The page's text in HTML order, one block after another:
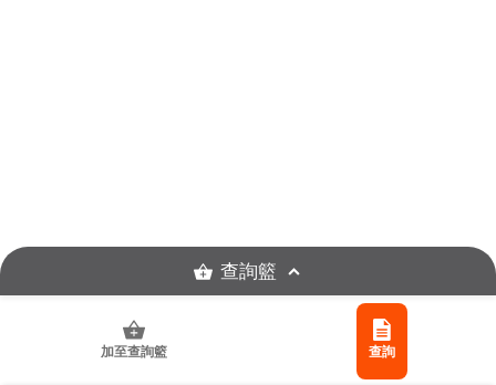
加至查詢籃 查詢
查詢籃